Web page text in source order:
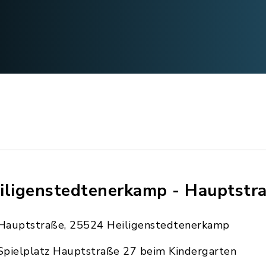
-
25524 Heiligenstedtenerkamp
Hauptstraße 27 beim Kindergarten